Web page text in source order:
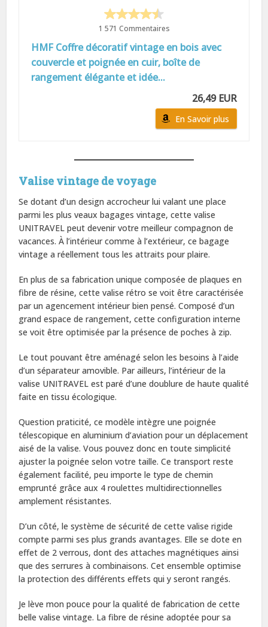
1 571 Commentaires
HMF Coffre décoratif vintage en bois avec
couvercle et poignée en cuir, boîte de
rangement élégante et idée...
26,49 EUR
En Savoir plus
Valise vintage de voyage
Se dotant d’un design accrocheur lui valant une place
parmi les plus veaux bagages vintage, cette valise
UNITRAVEL peut devenir votre meilleur compagnon de
vacances. À l’intérieur comme à l’extérieur, ce bagage
vintage a réellement tous les attraits pour plaire.
En plus de sa fabrication unique composée de plaques en
fibre de résine, cette valise rétro se voit être caractérisée
par un agencement intérieur bien pensé. Composé d’un
grand espace de rangement, cette configuration interne
se voit être optimisée par la présence de poches à zip.
Le tout pouvant être aménagé selon les besoins à l’aide
d’un séparateur amovible. Par ailleurs, l’intérieur de la
valise UNITRAVEL est paré d’une doublure de haute qualité
faite en tissu écologique.
Question praticité, ce modèle intègre une poignée
télescopique en aluminium d’aviation pour un déplacement
aisé de la valise. Vous pouvez donc en toute simplicité
ajuster la poignée selon votre taille. Ce transport reste
également facilité, peu importe le type de chemin
emprunté grâce aux 4 roulettes multidirectionnelles
amplement résistantes.
D’un côté, le système de sécurité de cette valise rigide
compte parmi ses plus grands avantages. Elle se dote en
effet de 2 verrous, dont des attaches magnétiques ainsi
que des serrures à combinaisons. Cet ensemble optimise
la protection des différents effets qui y seront rangés.
Je lève mon pouce pour la qualité de fabrication de cette
belle valise vintage. La fibre de résine adoptée pour sa